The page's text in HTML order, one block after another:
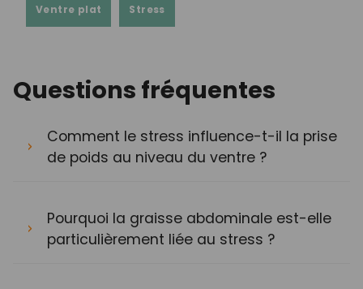
Ventre plat Stress
Questions fréquentes
Comment le stress influence-t-il la prise
de poids au niveau du ventre ?
Pourquoi la graisse abdominale est-elle
particulièrement liée au stress ?